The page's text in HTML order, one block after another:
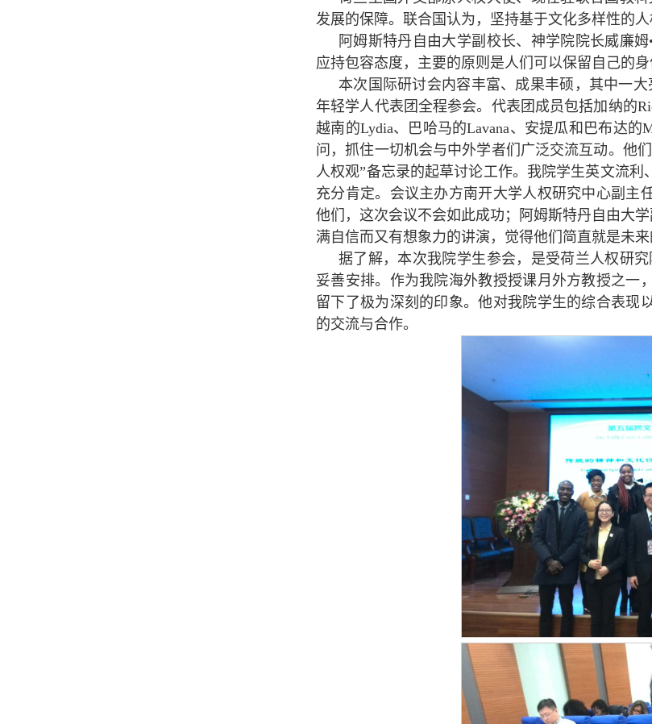
发展的保障。联合国认为，坚持基于文化多样性的
阿姆斯特丹自由大学副校长、神学院院长威廉
应持包容态度，主要的原则是人们可以保留自己的
本次国际研讨会内容丰富、成果丰硕，其中一
年轻学人代表团全程参会。代表团成员包括加纳的
越南的Lydia、巴哈马的Lavana、安提瓜和巴布达
问，抓住一切机会与中外学者们广泛交流互动。他
人权观”备忘录的起草讨论工作。我院学生英文流
充分肯定。会议主办方南开大学人权研究中心副主
他们，这次会议不会如此成功；阿姆斯特丹自由大
满自信而又有想象力的讲演，觉得他们简直就是未来
据了解，本次我院学生参会，是受荷兰人权研
妥善安排。作为我院海外教授授课月外方教授之一
留下了极为深刻的印象。他对我院学生的综合表现
的交流与合作。